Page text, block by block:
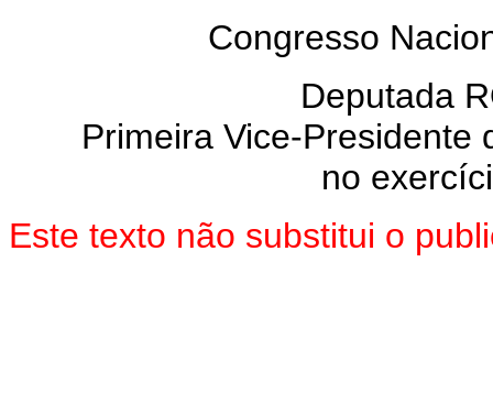
Congresso
Deputada
Primeira Vice-Presidente
no
Este texto não substitui o